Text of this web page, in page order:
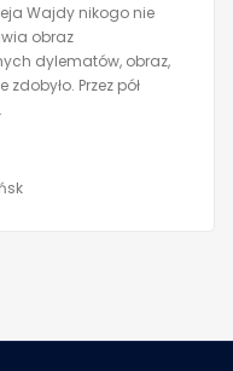
Wajdy nikogo nie
obraz
dylematów, obraz,
Przez pół